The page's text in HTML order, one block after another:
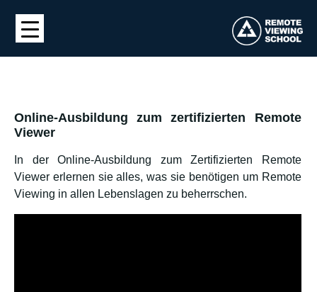
Online-Ausbildung zum zertifizierten Remote
Viewer
In der Online-Ausbildung zum Zertifizierten Remote
Viewer erlernen sie alles, was sie benötigen um Remote
Viewing in allen Lebenslagen zu beherrschen.